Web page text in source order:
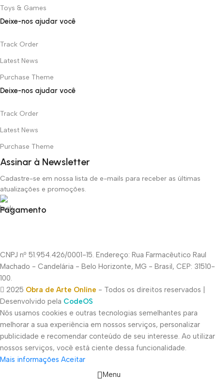
Toys & Games
Deixe-nos ajudar você
Track Order
Latest News
Purchase Theme
Deixe-nos ajudar você
Track Order
Latest News
Purchase Theme
Assinar à Newsletter
Cadastre-se em nossa lista de e-mails para receber as últimas
atualizações e promoções.
Pagamento
CNPJ nº 51.954.426/0001-15. Endereço: Rua Farmacêutico Raul
Machado - Candelária - Belo Horizonte, MG - Brasil, CEP: 31510-
100.
2025 Obra de Arte Online - Todos os direitos reservados |
Desenvolvido pela CodeOS
Nós usamos cookies e outras tecnologias semelhantes para
melhorar a sua experiência em nossos serviços, personalizar
publicidade e recomendar conteúdo de seu interesse. Ao utilizar
nossos serviços, você está ciente dessa funcionalidade.
Mais informações Aceitar
Menu